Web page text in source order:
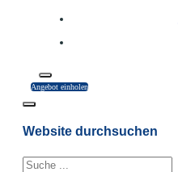
Angebot einholen
Website durchsuchen
Suchen